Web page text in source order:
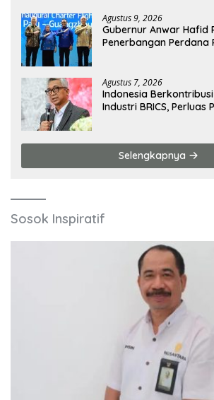
Agustus 9, 2026
Gubernur Anwar Hafid
Penerbangan Perdana
Agustus 7, 2026
Indonesia
Industri BRICS, Perluas
Selengkapnya
Sosok Inspiratif